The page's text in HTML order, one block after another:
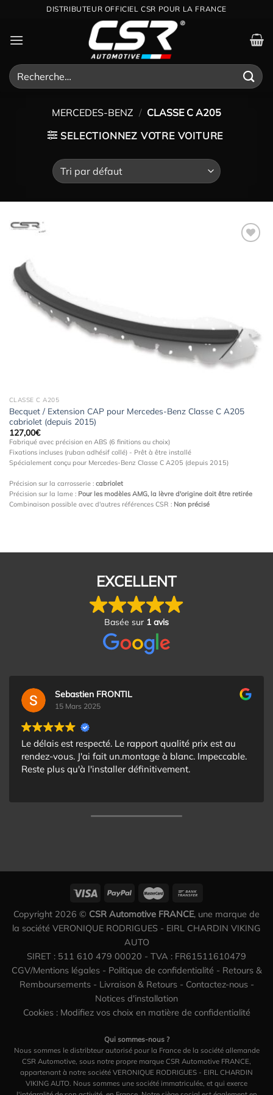
contenu
DISTRIBUTEUR OFFICIEL CSR POUR LA FRANCE
Recherche
pour :
MERCEDES-BENZ / CLASSE C A205
SELECTIONNEZ VOTRE VOITURE
CLASSE C A205
Becquet / Extension CAP pour Mercedes-Benz Classe C A205
cabriolet (depuis 2015)
127,00€
Fabriqué avec précision en ABS (6 finitions au choix)
Fixations incluses (ruban adhésif collé) - Prêt à être installé
Spécialement conçu pour Mercedes-Benz Classe C A205 (depuis 2015)
Précision sur la carrosserie : cabriolet
Précision sur la lame : Pour les modèles AMG, la lèvre d'origine doit être retirée
Combinaison possible avec d'autres références CSR : Non précisé
EXCELLENT
Basée sur 1 avis
Sebastien FRONTIL
15 Mars 2025
Le délais est respecté. Le rapport qualité prix est au
rendez-vous. J'ai fait un.montage à blanc. Impeccable.
Reste plus qu'à l'installer définitivement.
Copyright 2026 © CSR Automotive FRANCE, une marque de
la société VERONIQUE RODRIGUES - EIRL CHARDIN VIKING
AUTO
SIRET : 511 610 479 00020 - TVA : FR61511610479
CGV/Mentions légales- Politique de confidentialité - Retours &
Remboursements- Livraison & Retours- Contactez-nous-
Notices d'installation
Cookies : Modifiez vos choix en matière de confidentialité
Qui sommes-nous ?
Nous sommes le distribteur autorisé pour la France de la société allemande
CSR Automotive, sous notre propre marque CSR Automotive FRANCE,
appartenant à notre société VERONIQUE RODRIGUES - EIRL CHARDIN
VIKING AUTO. Nous sommes une société immatriculée, et qui exerce